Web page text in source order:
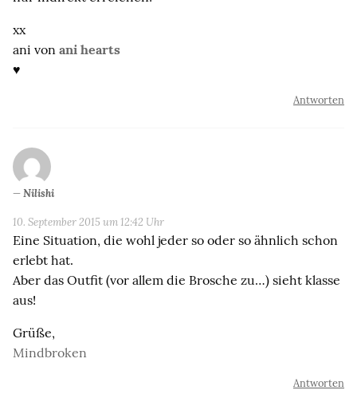
xx
ani von ani hearts
♥
Antworten
Nilishi
10. September 2015 um 12:42 Uhr
Eine Situation, die wohl jeder so oder so ähnlich schon
erlebt hat.
Aber das Outfit (vor allem die Brosche zu…) sieht klasse
aus!
Grüße,
Mindbroken
Antworten